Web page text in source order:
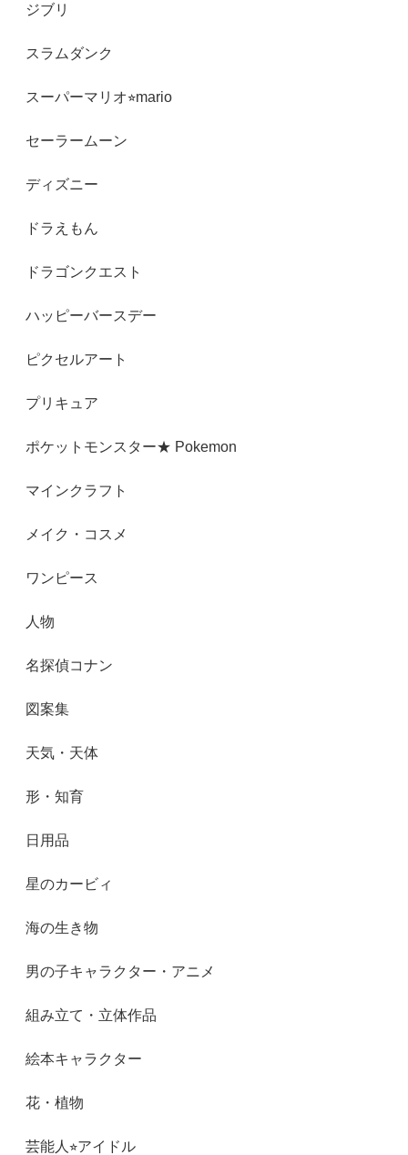
ジブリ
スラムダンク
スーパーマリオ⭐︎mario
セーラームーン
ディズニー
ドラえもん
ドラゴンクエスト
ハッピーバースデー
ピクセルアート
プリキュア
ポケットモンスター★ Pokemon
マインクラフト
メイク・コスメ
ワンピース
人物
名探偵コナン
図案集
天気・天体
形・知育
日用品
星のカービィ
海の生き物
男の子キャラクター・アニメ
組み立て・立体作品
絵本キャラクター
花・植物
芸能人⭐︎アイドル